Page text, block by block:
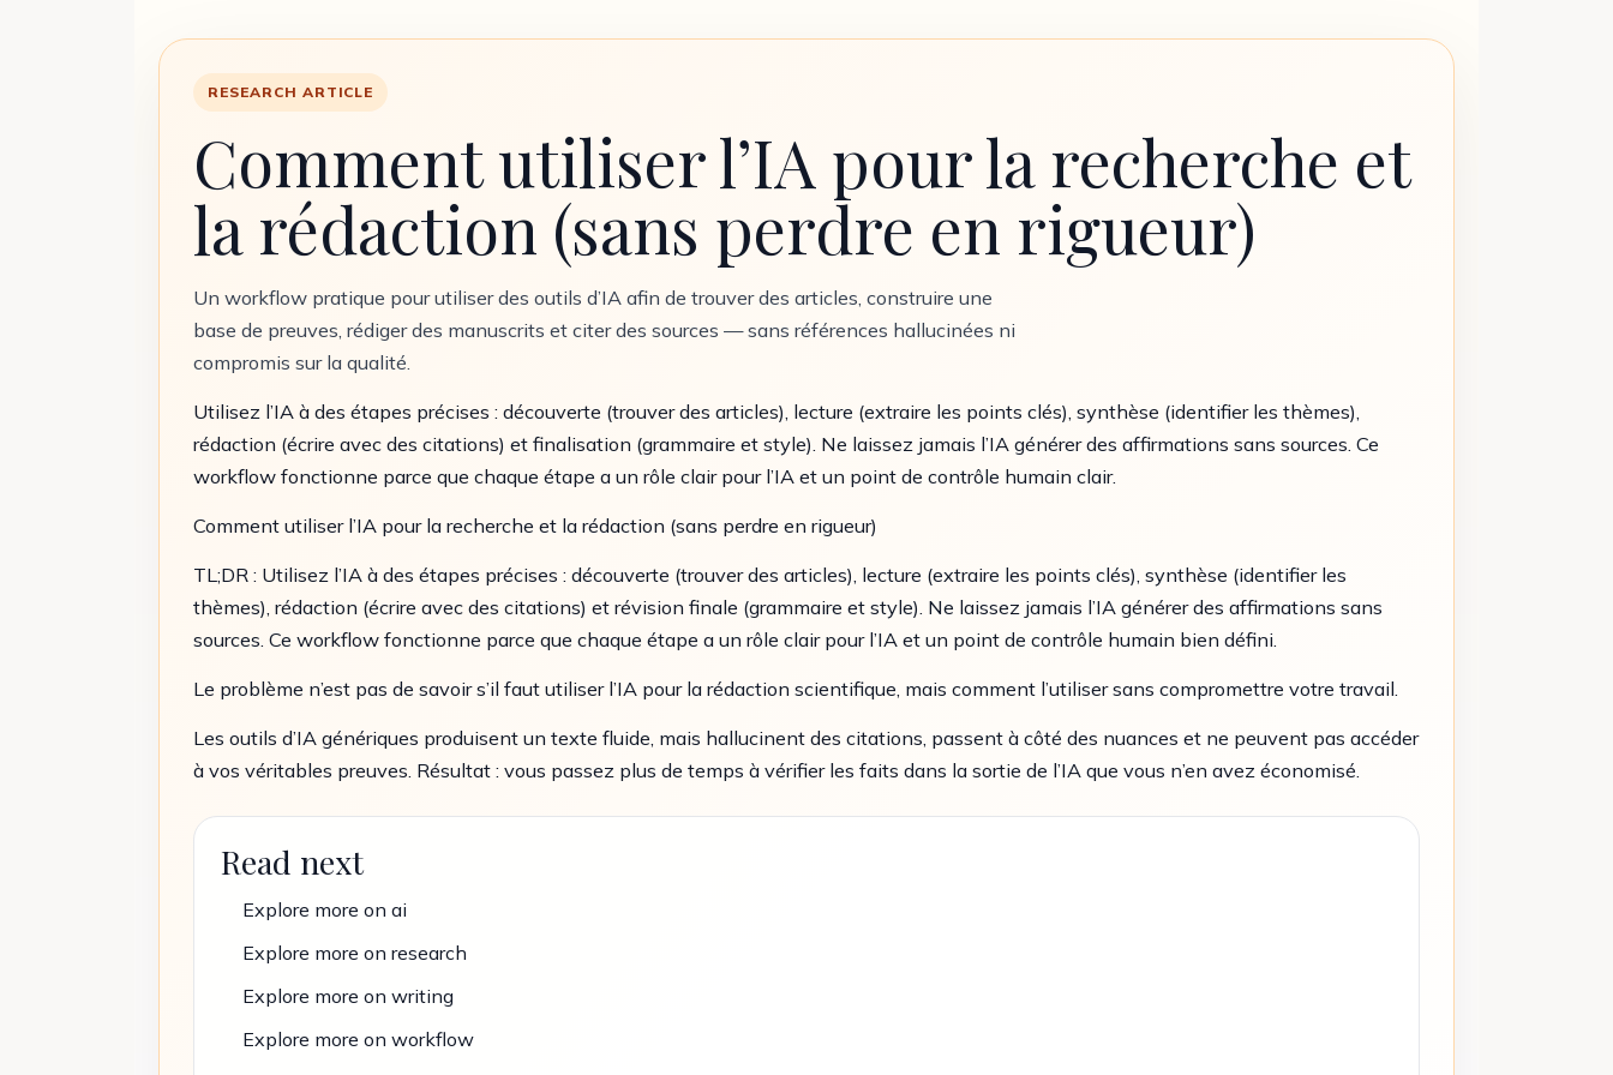
RESEARCH ARTICLE
Comment utiliser l’IA pour la recherche et
la rédaction (sans perdre en rigueur)
Un workflow pratique pour utiliser des outils d’IA afin de trouver des articles, construire une
base de preuves, rédiger des manuscrits et citer des sources — sans références hallucinées ni
compromis sur la qualité.
Utilisez l’IA à des étapes précises : découverte (trouver des articles), lecture (extraire les points clés), synthèse (identifier les thèmes),
rédaction (écrire avec des citations) et finalisation (grammaire et style). Ne laissez jamais l’IA générer des affirmations sans sources. Ce
workflow fonctionne parce que chaque étape a un rôle clair pour l’IA et un point de contrôle humain clair.
Comment utiliser l’IA pour la recherche et la rédaction (sans perdre en rigueur)
TL;DR : Utilisez l’IA à des étapes précises : découverte (trouver des articles), lecture (extraire les points clés), synthèse (identifier les
thèmes), rédaction (écrire avec des citations) et révision finale (grammaire et style). Ne laissez jamais l’IA générer des affirmations sans
sources. Ce workflow fonctionne parce que chaque étape a un rôle clair pour l’IA et un point de contrôle humain bien défini.
Le problème n’est pas de savoir s’il faut utiliser l’IA pour la rédaction scientifique, mais comment l’utiliser sans compromettre votre travail.
Les outils d’IA génériques produisent un texte fluide, mais hallucinent des citations, passent à côté des nuances et ne peuvent pas accéder
à vos véritables preuves. Résultat : vous passez plus de temps à vérifier les faits dans la sortie de l’IA que vous n’en avez économisé.
Read next
Explore more on ai
Explore more on research
Explore more on writing
Explore more on workflow